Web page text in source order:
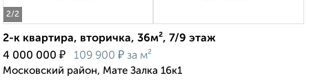
2/2
2-к квартира, вторичка, 36м², 7/9 этаж
4 000 000 ₽ 109 900 ₽ за м²
Московский район, Мате Залка 16к1